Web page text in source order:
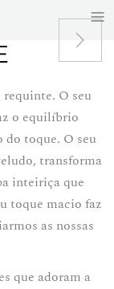
requinte. O seu
o equilíbrio
toque. O seu
transforma
inteiriça que
toque macio faz
as nossas
que adoram a
≡